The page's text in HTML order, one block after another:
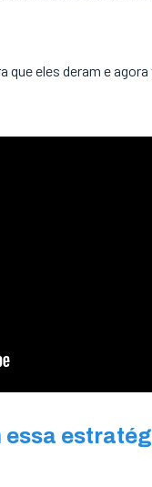
que eles deram e
essa